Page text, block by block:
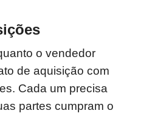
o vendedor
de aquisição com
Cada um precisa
partes cumpram o